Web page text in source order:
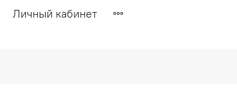
Личный кабинет